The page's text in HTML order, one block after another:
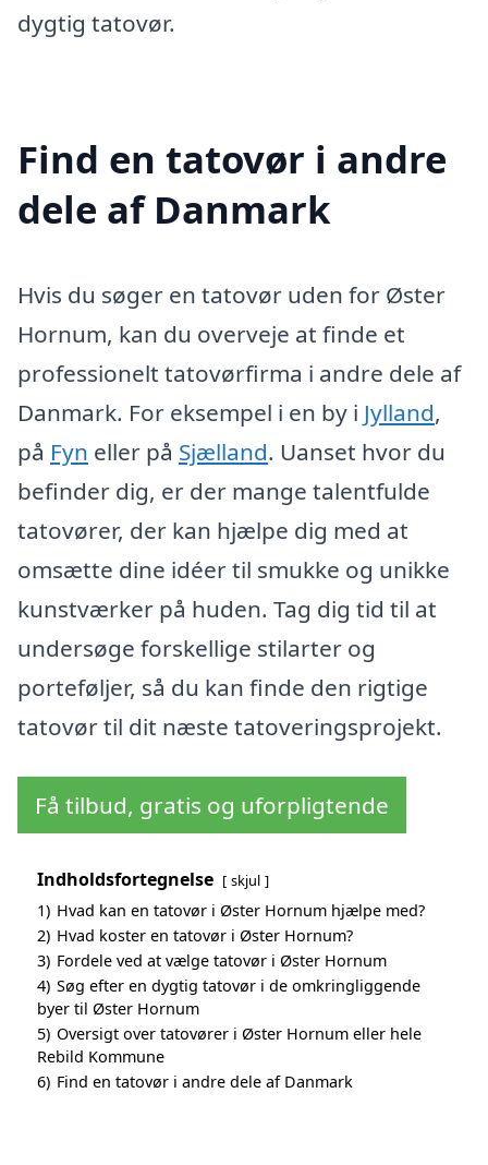
dygtig tatovør.
Find en tatovør i andre
dele af Danmark
Hvis du søger en tatovør uden for Øster
Hornum, kan du overveje at finde et
professionelt tatovørfirma i andre dele af
Danmark. For eksempel i en by i Jylland,
på Fyn eller på Sjælland. Uanset hvor du
befinder dig, er der mange talentfulde
tatovører, der kan hjælpe dig med at
omsætte dine idéer til smukke og unikke
kunstværker på huden. Tag dig tid til at
undersøge forskellige stilarter og
porteføljer, så du kan finde den rigtige
tatovør til dit næste tatoveringsprojekt.
Få tilbud, gratis og uforpligtende
Indholdsfortegnelse skjul
1) Hvad kan en tatovør i Øster Hornum hjælpe med?
2) Hvad koster en tatovør i Øster Hornum?
3) Fordele ved at vælge tatovør i Øster Hornum
4) Søg efter en dygtig tatovør i de omkringliggende
byer til Øster Hornum
5) Oversigt over tatovører i Øster Hornum eller hele
Rebild Kommune
6) Find en tatovør i andre dele af Danmark